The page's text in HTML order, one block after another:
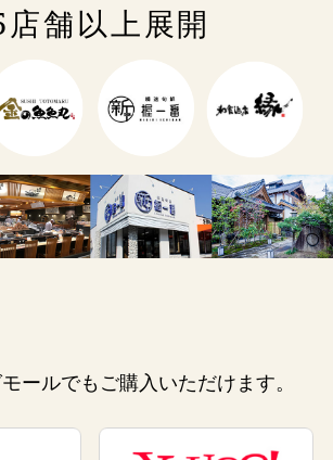
舗以上展開
ールでもご購入いただけます。